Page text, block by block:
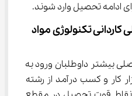
ادامه تحصیل وارد شوند.
تکنولوژی مواد
بیشتر داوطلبان ورود به
کار و کسب درآمد از رشته